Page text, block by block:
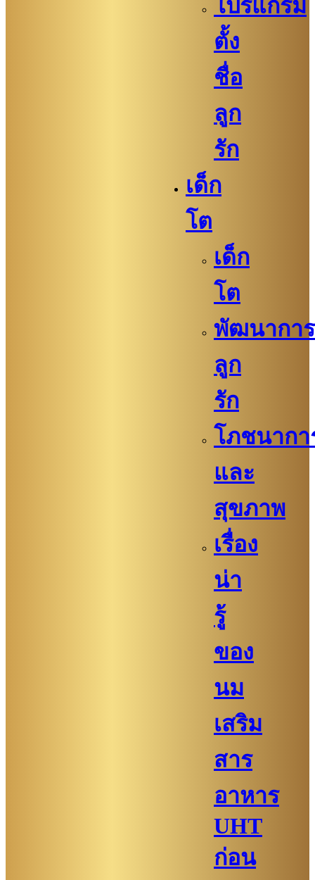
โปรแกรม
ตั้ง
ชื่อ
ลูก
รัก
เด็ก
โต
เด็ก
โต
พัฒนาการ
ลูก
รัก
โภชนากา
และ
สุขภาพ
เรื่อง
น่า
รู้
ของ
นม
เสริม
สาร
อาหาร
UHT
ก่อน